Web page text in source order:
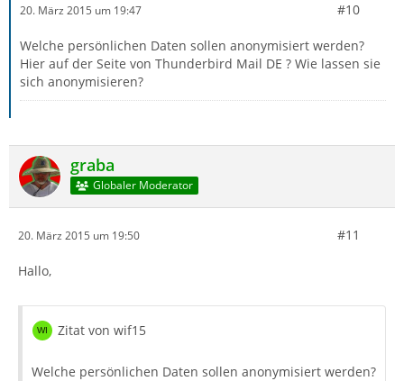
20. März 2015 um 19:47 #10
Welche persönlichen Daten sollen anonymisiert werden?
Hier auf der Seite von Thunderbird Mail DE ? Wie lassen sie
sich anonymisieren?
graba
Globaler Moderator
20. März 2015 um 19:50 #11
Hallo,
Zitat von wif15
Welche persönlichen Daten sollen anonymisiert werden?